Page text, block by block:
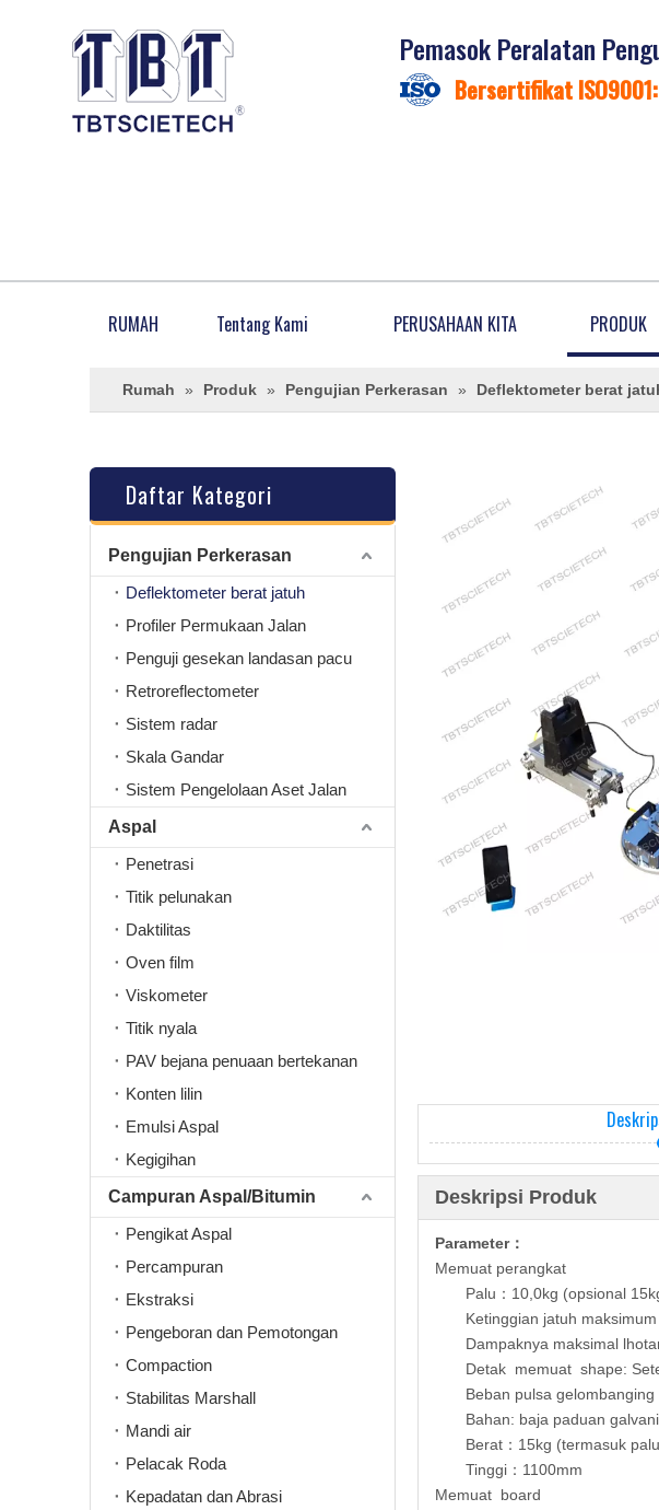
Pemasok Peralatan
Bersertifikat
RUMAH Tentang Kami PERUSAHAAN KITA PRODUK
Rumah » Produk » Pengujian Perkerasan » Deflektometer berat
Daftar Kategori
Pengujian Perkerasan
Deflektometer berat jatuh
Profiler Permukaan Jalan
Penguji gesekan landasan pacu
Retroreflectometer
Sistem radar
Skala Gandar
Sistem Pengelolaan Aset Jalan
Aspal
Penetrasi
Titik pelunakan
Daktilitas
Oven film
Viskometer
Titik nyala
PAV bejana penuaan bertekanan
Konten lilin
Emulsi Aspal
Kegigihan
Campuran Aspal/Bitumin
Pengikat Aspal
Percampuran
Ekstraksi
Pengeboran dan Pemotongan
Compaction
Stabilitas Marshall
Mandi air
Pelacak Roda
Kepadatan dan Abrasi
Deskripsi Produk
Parameter：
Memuat perangkat
Palu：10,0kg (opsional
Ketinggian jatuh maksimum
Dampaknya maksimal lho
Detak memuat shape:
Beban pulsa gelombang
Bahan: baja paduan
Berat ： 15kg (termasuk
Tinggi ： 1100mm
Memuat board